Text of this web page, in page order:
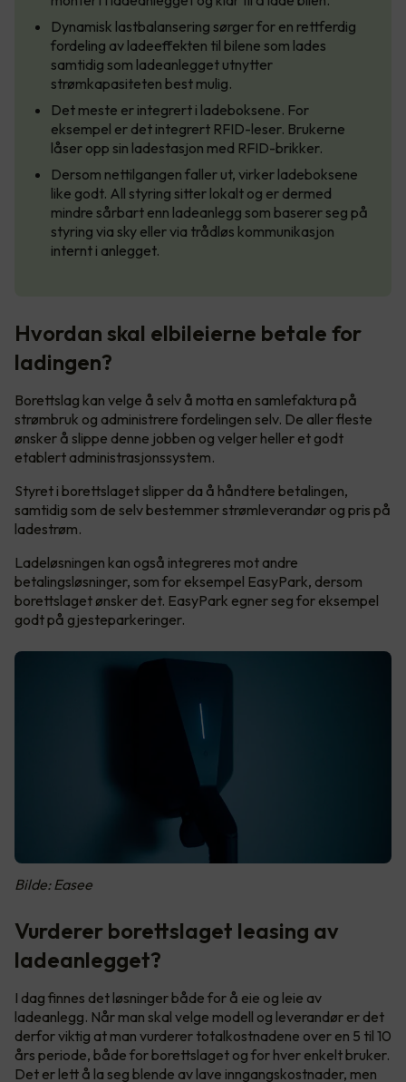
Dynamisk lastbalansering sørger for en rettferdig
fordeling av ladeeffekten til bilene som lades
samtidig som ladeanlegget utnytter
strømkapasiteten best mulig.
Det meste er integrert i ladeboksene. For
eksempel er det integrert RFID-leser. Brukerne
låser opp sin ladestasjon med RFID-brikker.
Dersom nettilgangen faller ut, virker ladeboksene
like godt. All styring sitter lokalt og er dermed
mindre sårbart enn ladeanlegg som baserer seg på
styring via sky eller via trådløs kommunikasjon
internt i anlegget.
Hvordan skal elbileierne betale for
ladingen?
Borettslag kan velge å selv å motta en samlefaktura på
strømbruk og administrere fordelingen selv. De aller fleste
ønsker å slippe denne jobben og velger heller et godt
etablert administrasjonssystem.
Styret i borettslaget slipper da å håndtere betalingen,
samtidig som de selv bestemmer strømleverandør og pris på
ladestrøm.
Ladeløsningen kan også integreres mot andre
betalingsløsninger, som for eksempel EasyPark, dersom
borettslaget ønsker det. EasyPark egner seg for eksempel
godt på gjesteparkeringer.
Bilde: Easee
Vurderer borettslaget leasing av
ladeanlegget?
I dag finnes det løsninger både for å eie og leie av
ladeanlegg. Når man skal velge modell og leverandør er det
derfor viktig at man vurderer totalkostnadene over en 5 til 10
års periode, både for borettslaget og for hver enkelt bruker.
Det er lett å la seg blende av lave inngangskostnader, men